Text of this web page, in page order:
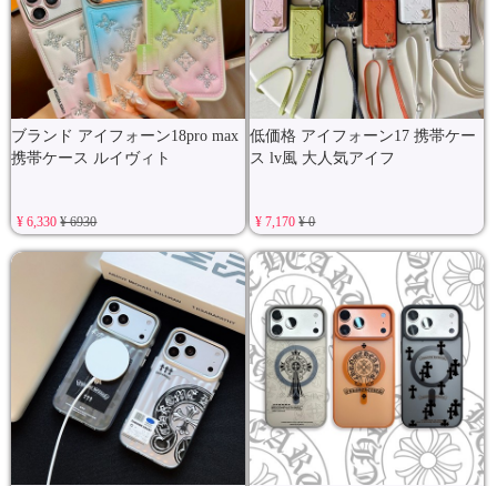
ブランド アイフォーン18pro max
携帯ケース ルイヴィト
¥ 6,330¥ 6930
低価格 アイフォーン17 携帯ケー
ス lv風 大人気アイフ
¥ 7,170¥ 0